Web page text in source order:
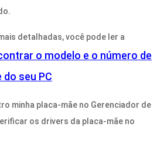
detalhadas, você pode ler a
o modelo e o número de
seu PC
minha placa-mãe no Gerenciador de
os drivers da placa-mãe no